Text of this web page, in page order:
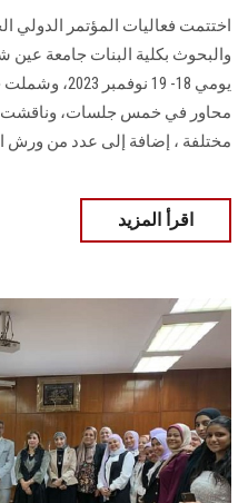
سجل
اختتمت فعاليات المؤتمر الدولي
والبحوث بكلية البنات جامعة
يومي 18- 19
محاور في خمس جلسات، وناقشت
مختلفة ، إضافة إلى عدد من ورش
اقرأ المزيد